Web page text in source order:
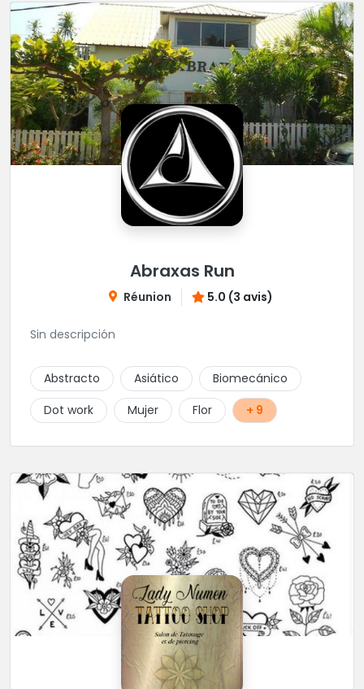
Abraxas Run
Réunion 5.0 (3 avis)
Sin descripción
Abstracto Asiático
Biomecánico
Dot work
Mujer Flor + 9